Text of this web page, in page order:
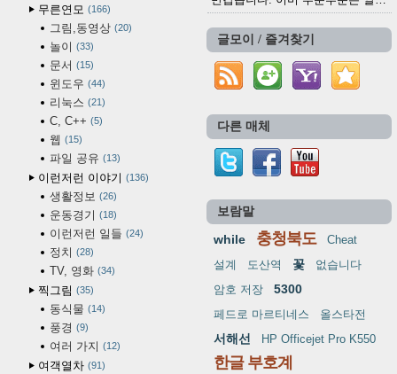
무른연모 166
그림,동영상 20
놀이 33
문서 15
윈도우 44
리눅스 21
C, C++ 5
웹 15
파일 공유 13
이런저런 이야기 136
생활정보 26
운동경기 18
이런저런 일들 24
정치 28
TV, 영화 34
찍그림 35
동식물 14
풍경 9
여러 가지 12
여객열차 91
글모이 / 즐겨찾기
다른 매체
보람말
while 충청북도
Cheat
설계
도산역 꽃
없습니다
암호 저장
5300
페드로 마르티네스 올스타전
서해선 HP Officejet Pro K550
한글 부호계